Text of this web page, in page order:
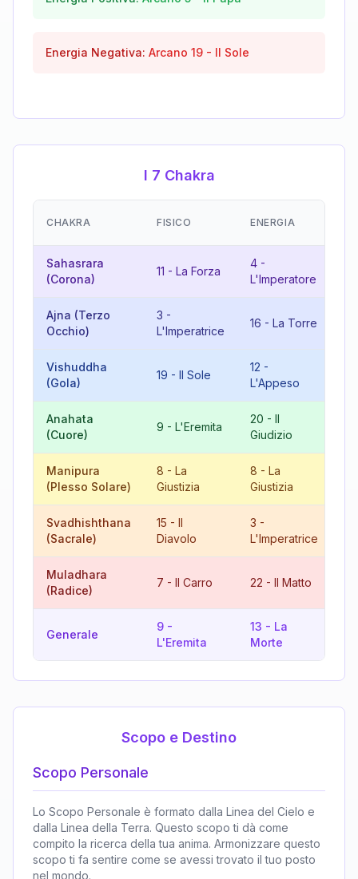
Energia Negativa: Arcano 19 - Il Sole
I 7 Chakra
CHAKRA FISICO ENERGIA
Sahasrara
(Corona)
11 - La Forza
4 -
L'Imperatore
Ajna (Terzo
Occhio)
3 -
L'Imperatrice
16 - La Torre
Vishuddha
(Gola)
19 - Il Sole
12 -
L'Appeso
Anahata
(Cuore)
9 - L'Eremita
20 - Il
Giudizio
Manipura
(Plesso Solare)
8 - La
Giustizia
8 - La
Giustizia
Svadhishthana
(Sacrale)
15 - Il
Diavolo
3 -
L'Imperatrice
Muladhara
(Radice)
7 - Il Carro 22 - Il Matto
Generale
9 -
L'Eremita
13 - La
Morte
Scopo e Destino
Scopo Personale
Lo Scopo Personale è formato dalla Linea del Cielo e
dalla Linea della Terra. Questo scopo ti dà come
compito la ricerca della tua anima. Armonizzare questo
scopo ti fa sentire come se avessi trovato il tuo posto
nel mondo.